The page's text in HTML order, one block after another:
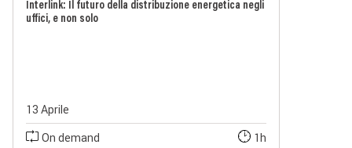
Interlink: Il futuro della distribuzione energetica negli
uffici, e non solo
13 Aprile
On demand
1h